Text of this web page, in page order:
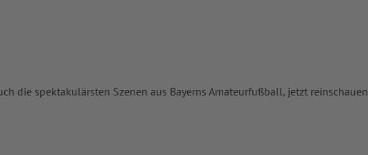
die spektakulärsten Szenen aus Bayerns Amateurfußball, jetzt